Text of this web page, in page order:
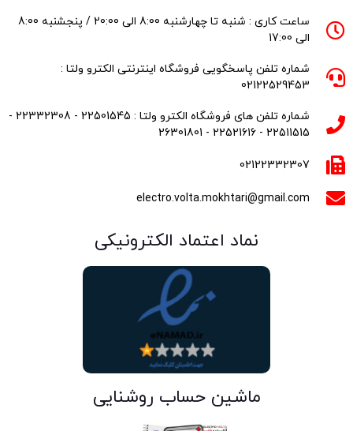
ساعت کاری : شنبه تا چهارشنبه 8:00 الی 20:00 / پنجشنبه 8:00
الی 17:00
شماره تلفن پاسخگویی فروشگاه اینترنتی الکترو ولتا :
02122529453
شماره تلفن های فروشگاه الکترو ولتا : 22501545 - 22332308 -
22511515 - 22521616 - 26301801
02122332307
electro.volta.mokhtari@gmail.com
نماد اعتماد الکترونیکی
ماشین حساب روشنایی